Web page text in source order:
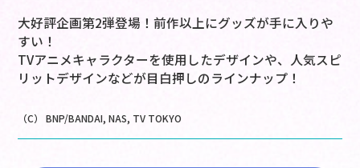
大好評企画第2弾登場！前作以上にグッズが手に入りや
すい！
TVアニメキャラクターを使用したデザインや、人気スピ
リットデザインなどが目白押しのラインナップ！
（C） BNP/BANDAI, NAS, TV TOKYO